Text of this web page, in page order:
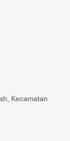
Kecamatan